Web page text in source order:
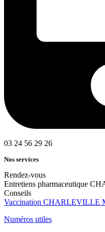
03 24 56 29 26
Nos services
Rendez-vous
Entretiens pharmaceutique
Conseils
Vaccination CHARLEVILLE
Numéros utiles